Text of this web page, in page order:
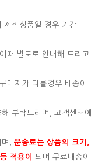
작상품일 경우 기간
때 별도로 안내해 드리고
매자가 다를경우 배송이
부탁드리며, 고객센터에
, 운송료는 상품의 크기,
적용이
되며 무료배송이